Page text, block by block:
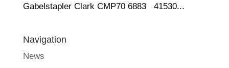
Gabelstapler Clark CMP70 6883 41530...
Navigation
News